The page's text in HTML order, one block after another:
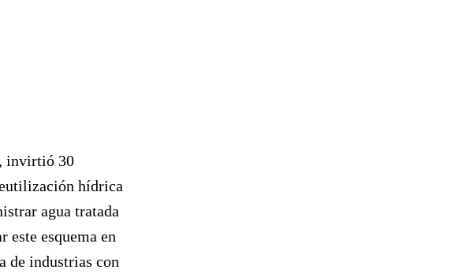
invirtió 30
hídrica
agua tratada
este esquema en
de industrias con